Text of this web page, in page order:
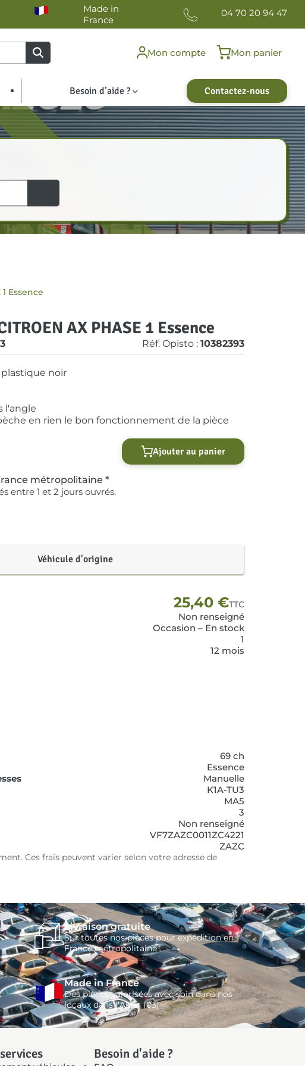
Made in
France
04 70 20 94 47
Mon compte Mon panier
Besoin d’aide ? Contactez-nous
Essence
AX PHASE 1 Essence
Réf. Opisto : 10382393
plastique noir
l'angle
en rien le bon fonctionnement de la pièce
Ajouter au panier
métropolitaine *
entre 1 et 2 jours ouvrés.
Véhicule d'origine
25,40 €TTC
Non renseigné
Occasion – En stock
1
12 mois
69 ch
Essence
Manuelle
K1A-TU3
MA5
3
Non renseigné
VF7ZAZC0011ZC4221
ZAZC
Ces frais peuvent varier selon votre adresse de
Livraison gratuite
Sur toutes nos pièces pour expédition en
France métropolitaine
Made in France
Des pièces valorisées avec soin dans nos
locaux dans l’Allier (03)
Besoin d'aide ?